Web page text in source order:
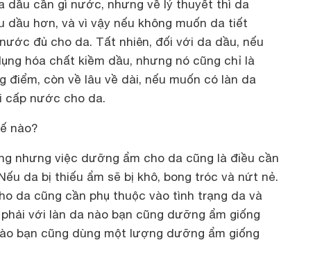
dầu cần gì nước, nhưng về lý thuyết thì da
hơn, và vì vậy nếu không muốn da tiết
đủ cho da. Tất nhiên, đối với da dầu, nếu
hóa chất kiềm dầu, nhưng nó cũng chỉ là
điểm, còn về lâu về dài, nếu muốn có làn da
cấp nước cho da.
nào?
nhưng việc dưỡng ẩm cho da cũng là điều cần
da bị thiếu ẩm sẽ bị khô, bong tróc và nứt nẻ.
da cũng cần phụ thuộc vào tình trạng da và
với làn da nào bạn cũng dưỡng ẩm giống
bạn cũng dùng một lượng dưỡng ẩm giống